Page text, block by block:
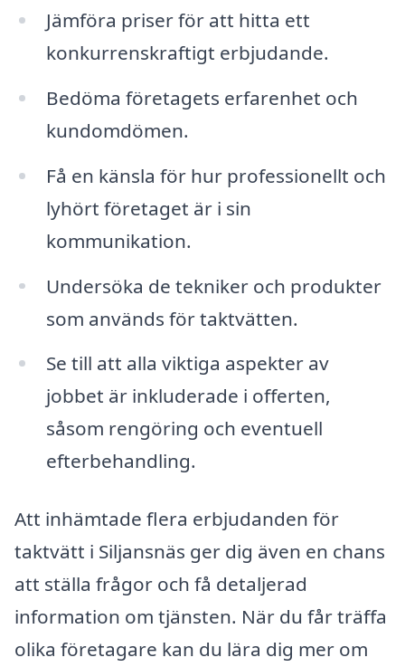
Jämföra priser för att hitta ett
konkurrenskraftigt erbjudande.
Bedöma företagets erfarenhet och
kundomdömen.
Få en känsla för hur professionellt och
lyhört företaget är i sin
kommunikation.
Undersöka de tekniker och produkter
som används för taktvätten.
Se till att alla viktiga aspekter av
jobbet är inkluderade i offerten,
såsom rengöring och eventuell
efterbehandling.
Att inhämtade flera erbjudanden för
taktvätt i Siljansnäs ger dig även en chans
att ställa frågor och få detaljerad
information om tjänsten. När du får träffa
olika företagare kan du lära dig mer om